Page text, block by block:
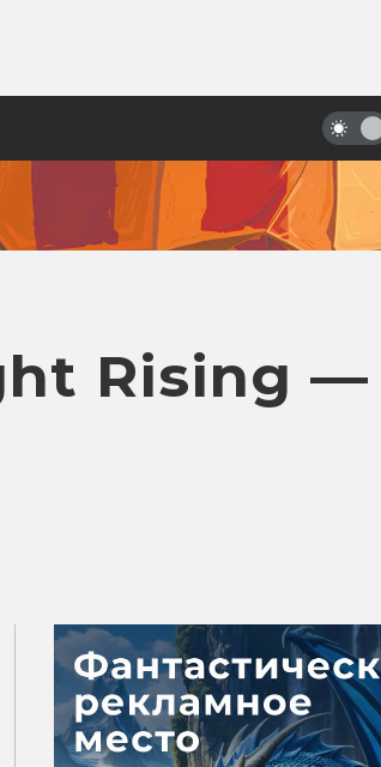
актёрства»
Rising —